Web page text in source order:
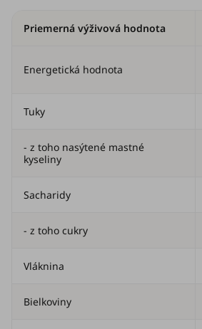
Priemerná výživová hodnota
Energetická hodnota
Tuky
- z toho nasýtené mastné
kyseliny
Sacharidy
- z toho cukry
Vláknina
Bielkoviny